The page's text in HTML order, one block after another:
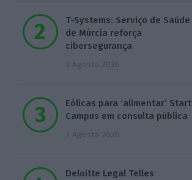
T-Systems: Serviço de Saúde
de Múrcia reforça
cibersegurança
3 Agosto 2026
Eólicas para ‘alimentar’ Start
Campus em consulta pública
3 Agosto 2026
Deloitte Legal Telles